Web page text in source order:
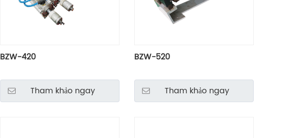
BZW-420
Tham khảo ngay
BZW-520
Tham khảo ngay